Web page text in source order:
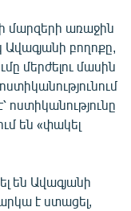
մարզերի առաջին
բողոքը,
մերժելու մասին
ոստիկանությունը
են «փակել
են Ավագյանի
է ստացել,